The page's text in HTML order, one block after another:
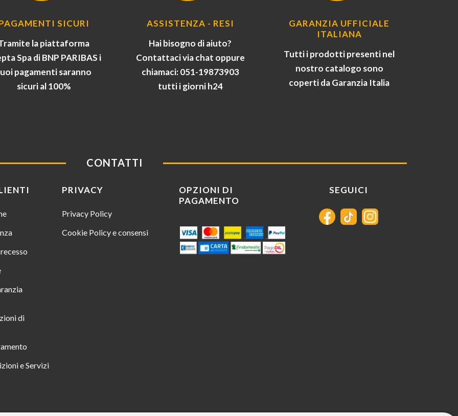
SICURI
la piattaforma
Spa di BNP PARIBAS i
pagamenti saranno
sicuri al 100%
ASSISTENZA - RESI
Hai bisogno di aiuto?
Contattaci via chat oppure
chiamaci: 051-19873903
tutti i giorni h24
GARANZIA UFFICIALE
ITALIANA
Tutti i prodotti presenti nel
nostro catalogo sono
coperti da Garanzia Italia
CONTATTI
di
e Servizi
PRIVACY
Privacy Policy
Cookie Policy e consensi
OPZIONI DI
PAGAMENTO
SEGUICI